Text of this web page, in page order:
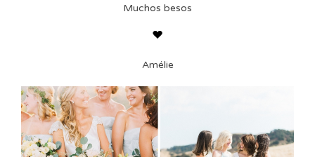
Muchos besos
Amélie